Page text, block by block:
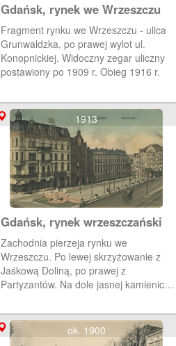
Gdańsk, rynek we Wrzeszczu
Fragment rynku we Wrzeszczu - ulica
Grunwaldzka, po prawej wylot ul.
Konopnickiej. Widoczny zegar uliczny
postawiony po 1909 r. Obieg 1916 r.
1913
Gdańsk, rynek wrzeszczański
Zachodnia pierzeja rynku we
Wrzeszczu. Po lewej skrzyżowanie z
Jaśkową Doliną, po prawej z
Partyzantów. Na dole jasnej kamienicy
jubilerski Strumpfa.
ok. 1900